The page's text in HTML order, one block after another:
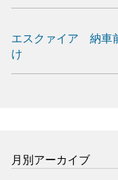
エスクァイア 納車
け
月別アーカイブ